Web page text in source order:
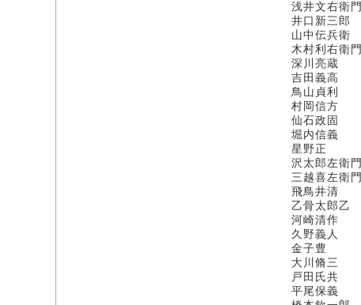
浅井文右衛門
井口新三郎
山中伝兵衛
木村利右衛門
深川亮蔵
吉田義高
鳥山貞利
村岡信方
仙石政固
堀内信義
星野正
沢太郎左衛門
三越喜左衛門
飛鳥井清
乙骨太郎乙
河崎清作
久野義人
金子豊
大川脩三
戸田氏共
平尾保義